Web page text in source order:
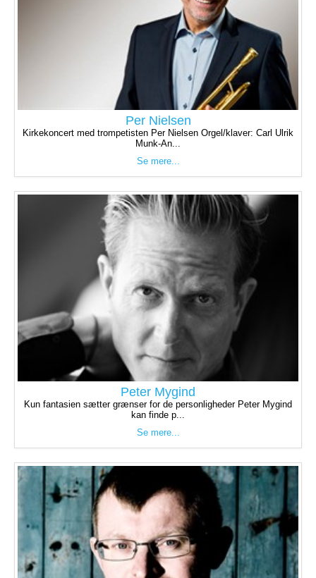
Per Nielsen
Kirkekoncert med trompetisten Per Nielsen Orgel/klaver: Carl Ulrik
Munk-An...
Se mere...
Peter Mygind
Kun fantasien sætter grænser for de personligheder Peter Mygind
kan finde p...
Se mere...